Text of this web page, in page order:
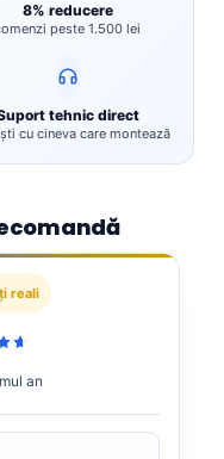
8% reducere
peste 1.500 lei
tehnic direct
cu cineva care montează
reali
an